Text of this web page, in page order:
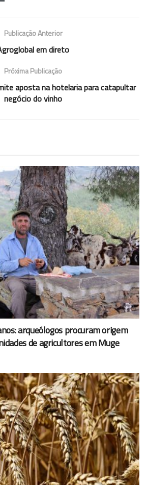
Publicação Anterior
em direto
Próxima Publicação
aposta na hotelaria para catapultar
negócio do vinho
arqueólogos procuram origem
de agricultores em Muge